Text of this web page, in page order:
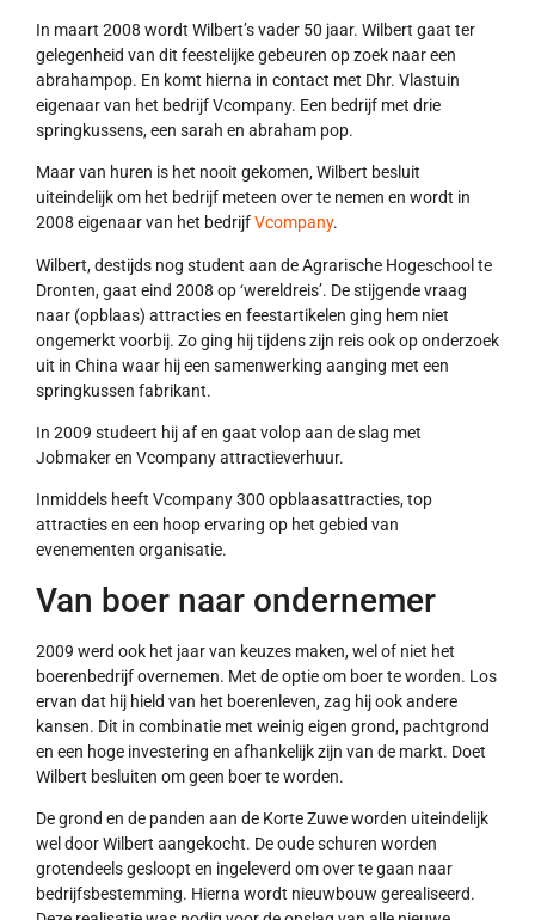
In maart 2008 wordt Wilbert’s vader 50 jaar. Wilbert gaat ter
gelegenheid van dit feestelijke gebeuren op zoek naar een
abrahampop. En komt hierna in contact met Dhr. Vlastuin
eigenaar van het bedrijf Vcompany. Een bedrijf met drie
springkussens, een sarah en abraham pop.
Maar van huren is het nooit gekomen, Wilbert besluit
uiteindelijk om het bedrijf meteen over te nemen en wordt in
2008 eigenaar van het bedrijfVcompany.
Wilbert, destijds nog student aan de Agrarische Hogeschool te
Dronten, gaat eind 2008 op ‘wereldreis’. De stijgende vraag
naar (opblaas) attracties en feestartikelen ging hem niet
ongemerkt voorbij. Zo ging hij tijdens zijn reis ook op onderzoek
uit in China waar hij een samenwerking aanging met een
springkussen fabrikant.
In 2009 studeert hij af en gaat volop aan de slag met
Jobmaker en Vcompany attractieverhuur.
Inmiddels heeft Vcompany 300 opblaasattracties, top
attracties en een hoop ervaring op het gebied van
evenementen organisatie.
Van boer naar ondernemer
2009 werd ook het jaar van keuzes maken, wel of niet het
boerenbedrijf overnemen. Met de optie om boer te worden. Los
ervan dat hij hield van het boerenleven, zag hij ook andere
kansen. Dit in combinatie met weinig eigen grond, pachtgrond
en een hoge investering en afhankelijk zijn van de markt. Doet
Wilbert besluiten om geen boer te worden.
De grond en de panden aan de Korte Zuwe worden uiteindelijk
wel door Wilbert aangekocht. De oude schuren worden
grotendeels gesloopt en ingeleverd om over te gaan naar
bedrijfsbestemming. Hierna wordt nieuwbouw gerealiseerd.